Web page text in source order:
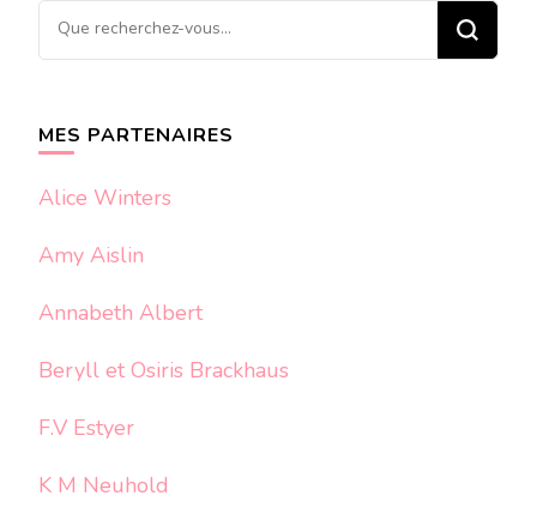
Vous
recherchiez
MES PARTENAIRES
Alice Winters
Amy Aislin
Annabeth Albert
Beryll et Osiris Brackhaus
F.V Estyer
K M Neuhold